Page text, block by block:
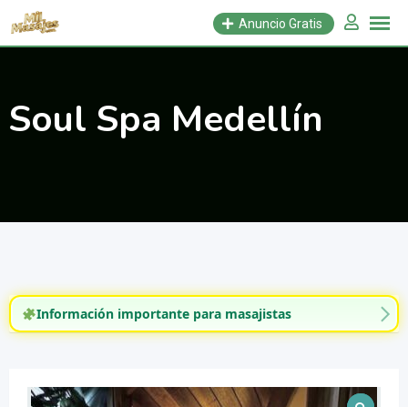
Saltar
Anuncio Gratis
Soul Spa Medellín
Información importante para masajistas